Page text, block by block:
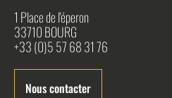
1 Place de l'éperon
33710 BOURG
+33 (0)5 57 68 31 76
Nous contacter